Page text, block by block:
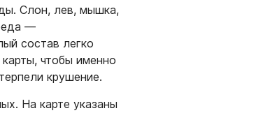
Слон, лев, мышка,
—
состав легко
чтобы именно
крушение.
На карте указаны